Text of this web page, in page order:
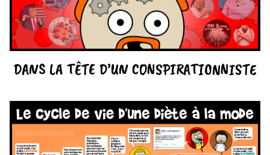
DANS LA TÊTE D’UN CONSPIRATIONNISTE